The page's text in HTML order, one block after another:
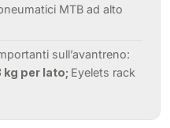
MTB ad alto
sull’avantreno:
kg per lato; Eyelets rack